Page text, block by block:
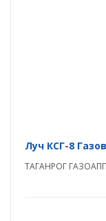
Луч КСГ-8
ТАГАНРОГ